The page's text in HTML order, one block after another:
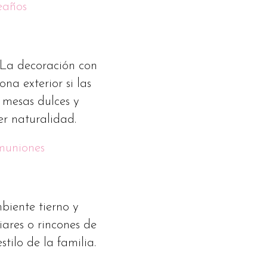
decoración con
exterior si las
dulces y
naturalidad.
tierno y
o rincones de
de la familia.